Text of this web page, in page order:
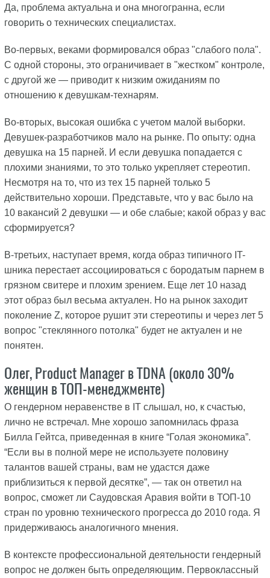
Да, проблема актуальна и она многогранна, если
говорить о технических специалистах.
Во-первых, веками формировался образ "слабого пола".
С одной стороны, это ограничивает в "жестком" контроле,
с другой же — приводит к низким ожиданиям по
отношению к девушкам-технарям.
Во-вторых, высокая ошибка с учетом малой выборки.
Девушек-разработчиков мало на рынке. По опыту: одна
девушка на 15 парней. И если девушка попадается с
плохими знаниями, то это только укрепляет стереотип.
Несмотря на то, что из тех 15 парней только 5
действительно хороши. Представьте, что у вас было на
10 вакансий 2 девушки — и обе слабые; какой образ у вас
сформируется?
В-третьих, наступает время, когда образ типичного IT-
шника перестает ассоциироваться с бородатым парнем в
грязном свитере и плохим зрением. Еще лет 10 назад
этот образ был весьма актуален. Но на рынок заходит
поколение Z, которое рушит эти стереотипы и через лет 5
вопрос "стеклянного потолка" будет не актуален и не
понятен.
Олег, Product Manager в TDNA (около 30%
женщин в ТОП-менеджменте)
О гендерном неравенстве в IT слышал, но, к счастью,
лично не встречал. Мне хорошо запомнилась фраза
Билла Гейтса, приведенная в книге “Голая экономика”.
“Если вы в полной мере не используете половину
талантов вашей страны, вам не удастся даже
приблизиться к первой десятке”, — так он ответил на
вопрос, сможет ли Саудовская Аравия войти в ТОП-10
стран по уровню технического прогресса до 2010 года. Я
придерживаюсь аналогичного мнения.
В контексте профессиональной деятельности гендерный
вопрос не должен быть определяющим. Первоклассный